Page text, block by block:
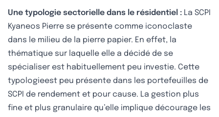
Une typologie sectorielle dans le résidentiel : La SCPI
Kyaneos Pierre se présente comme iconoclaste
dans le milieu de la pierre papier. En effet, la
thématique sur laquelle elle a décidé de se
spécialiser est habituellement peu investie. Cette
typologieest peu présente dans les portefeuilles de
SCPI de rendement et pour cause. La gestion plus
fine et plus granulaire qu’elle implique décourage les